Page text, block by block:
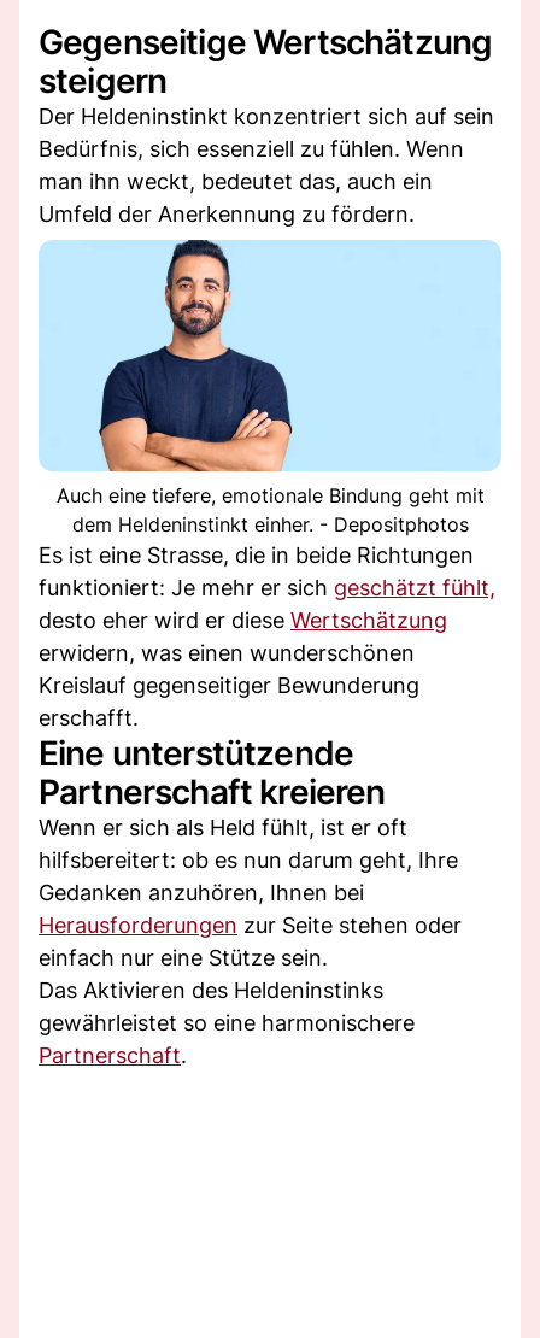
Gegenseitige Wertschätzung
steigern
Der Heldeninstinkt konzentriert sich auf sein
Bedürfnis, sich essenziell zu fühlen. Wenn
man ihn weckt, bedeutet das, auch ein
Umfeld der Anerkennung zu fördern.
Auch eine tiefere, emotionale Bindung geht mit
dem Heldeninstinkt einher. - Depositphotos
Es ist eine Strasse, die in beide Richtungen
funktioniert: Je mehr er sich geschätzt fühlt,
desto eher wird er diese Wertschätzung
erwidern, was einen wunderschönen
Kreislauf gegenseitiger Bewunderung
erschafft.
Eine unterstützende
Partnerschaft kreieren
Wenn er sich als Held fühlt, ist er oft
hilfsbereitert: ob es nun darum geht, Ihre
Gedanken anzuhören, Ihnen bei
Herausforderungen zur Seite stehen oder
einfach nur eine Stütze sein.
Das Aktivieren des Heldeninstinks
gewährleistet so eine harmonischere
Partnerschaft.